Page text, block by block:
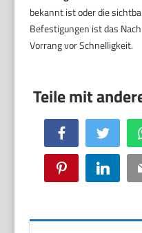
bekannt ist oder die
Befestigungen ist das
Vorrang vor Schnelligkeit.
Facebook Twitter
Pinterest LinkedIn